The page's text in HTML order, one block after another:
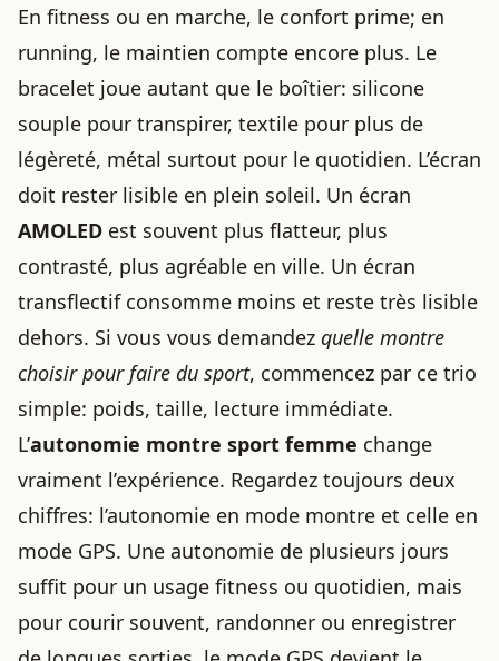
En fitness ou en marche, le confort prime; en
running, le maintien compte encore plus. Le
bracelet joue autant que le boîtier: silicone
souple pour transpirer, textile pour plus de
légèreté, métal surtout pour le quotidien. L’écran
doit rester lisible en plein soleil. Un écran
AMOLED est souvent plus flatteur, plus
contrasté, plus agréable en ville. Un écran
transflectif consomme moins et reste très lisible
dehors. Si vous vous demandez quelle montre
choisir pour faire du sport, commencez par ce trio
simple: poids, taille, lecture immédiate.
L’autonomie montre sport femme change
vraiment l’expérience. Regardez toujours deux
chiffres: l’autonomie en mode montre et celle en
mode GPS. Une autonomie de plusieurs jours
suffit pour un usage fitness ou quotidien, mais
pour courir souvent, randonner ou enregistrer